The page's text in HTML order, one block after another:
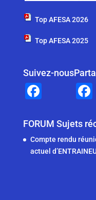
Top AFESA 2026
Top AFESA 2025
Suivez-nous
c
e
b
FORUM Sujets
Compte rendu
actuel